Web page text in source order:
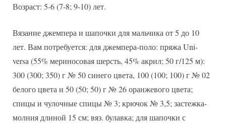
Возраст: 5-6 (7-8; 9-10) лет.
Вязание джемпера и шапочки для мальчика от 5 до 10
лет. Вам потребуется: для джемпера-поло: пряжа Uni-
versa (55% мериносовая шерсть, 45% акрил; 50 г/125 м):
300 (300; 350) г № 50 синего цвета, 100 (100; 100) г № 02
белого цвета и 50 (50; 50) г № 26 оранжевого цвета;
спицы и чулочные спицы № 3; крючок № 3,5; застежка-
молния длиной 15 см; вяз. булавка; для шапочки с